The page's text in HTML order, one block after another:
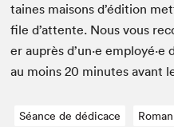
taines maisons d’édi­tion
file d’at­tente. Nous vous
er auprès d’un·e
au moins20 min­utes avant
Séance de dédicace Roman